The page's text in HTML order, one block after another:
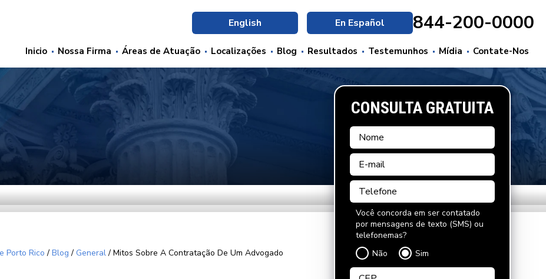
English En Español 844-200-0000
Inicio Nossa Firma Áreas de Atuação Localizações Blog Resultados Testemunhos Mídia Contate-Nos
CONSULTA GRATUITA
Você concorda em ser contatado
por mensagens de texto (SMS) ou
telefonemas?
Não
Sim
Porto Rico / Blog / General/ Mitos Sobre A Contratação De Um Advogado